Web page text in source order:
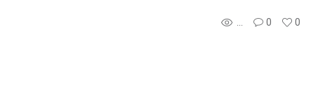
... 0 0